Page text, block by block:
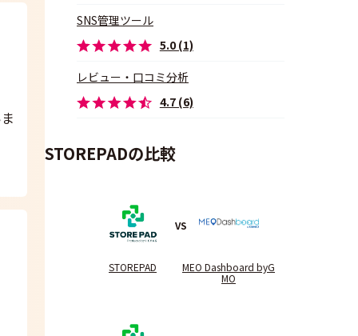
SNS管理ツール
5.0 (1)
レビュー・口コミ分析
4.7 (6)
STOREPADの比較
STOREPAD
VS
MEO Dashboard byG
MO